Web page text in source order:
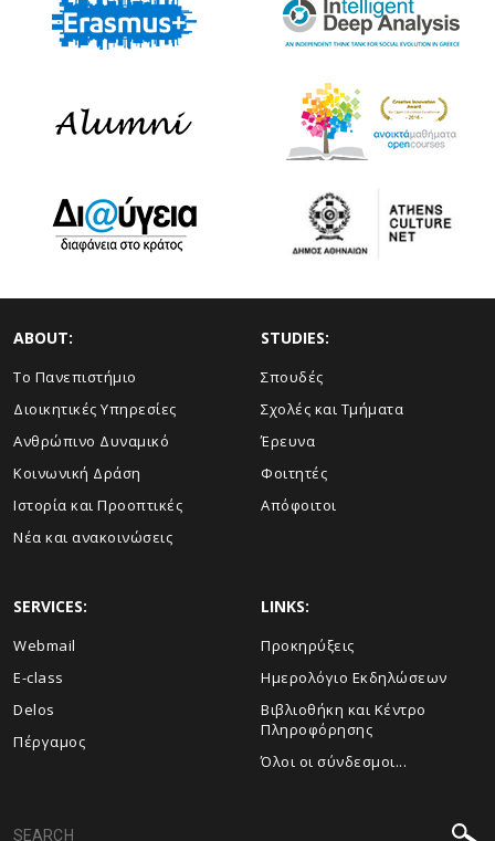
ABOUT:
Το Πανεπιστήμιο
Διοικητικές Υπηρεσίες
Ανθρώπινο Δυναμικό
Κοινωνική Δράση
Ιστορία και Προοπτικές
Νέα και ανακοινώσεις
STUDIES:
Σπουδές
Σχολές και Τμήματα
Έρευνα
Φοιτητές
Απόφοιτοι
SERVICES:
Webmail
E-class
Delos
Πέργαμος
LINKS:
Προκηρύξεις
Ημερολόγιο Εκδηλώσεων
Βιβλιοθήκη και Κέντρο
Πληροφόρησης
Όλοι οι σύνδεσμοι...